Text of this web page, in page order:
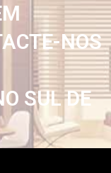
NOS
SUL DE